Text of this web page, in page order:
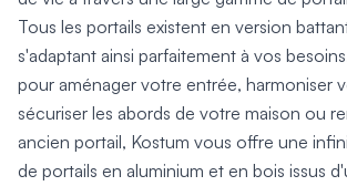
Produits > Portillons > Portillons
Produits > Portillons > Portillons
Produits > Portillons > Portillons
Produits > Portillons > Motorisation
Produits > Portillons > Ouvertures
Produits > Clôtures > Toutes nos
Tous les portails existent en version
s'adaptant ainsi parfaitement à vos
pour aménager votre entrée, harmoniser
sécuriser les abords de votre maison ou
ancien portail, Kostum vous offre une
de portails en aluminium et en bois issus